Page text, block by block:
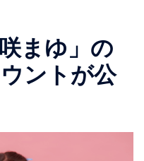
まゆ」の
ントが公